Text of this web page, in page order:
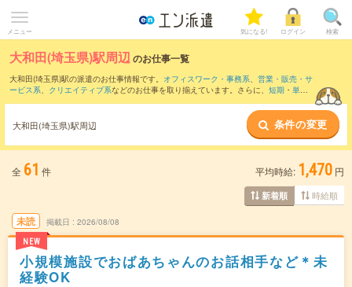
メニュー 気になる! ログイン 検索
大和田(埼玉県)駅周辺のお仕事一覧
大和田(埼玉県)駅の派遣のお仕事情報です。 オフィスワーク・事務系、 営業・販売・サ
ービス系、 クリエイティブ系などのお仕事を取り揃えています。さらに、 短期 ・ 単発
また、大宮(埼玉県)駅・さいたま新都心駅 上尾駅 など近隣駅のお
仕事もご確認いただけます。
大和田(埼玉県)駅周辺 条件の変更
全 61 件 平均時給: 1,470 円
新着順 時給順
未読
NEW
掲載日 2026/08/08
小規模施設でおばあちゃんのお話相手など＊未
経験OK